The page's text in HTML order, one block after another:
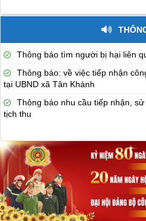
Thông báo tìm người bị hại liên
Thông báo: về việc tiếp nhận
tại UBND xã Tân Khánh
Thông báo nhu cầu tiếp nhận,
tịch thu